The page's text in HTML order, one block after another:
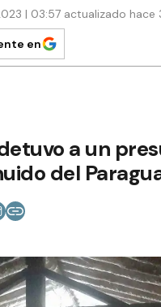
| 03:57 actualizado hace
en
a un
del